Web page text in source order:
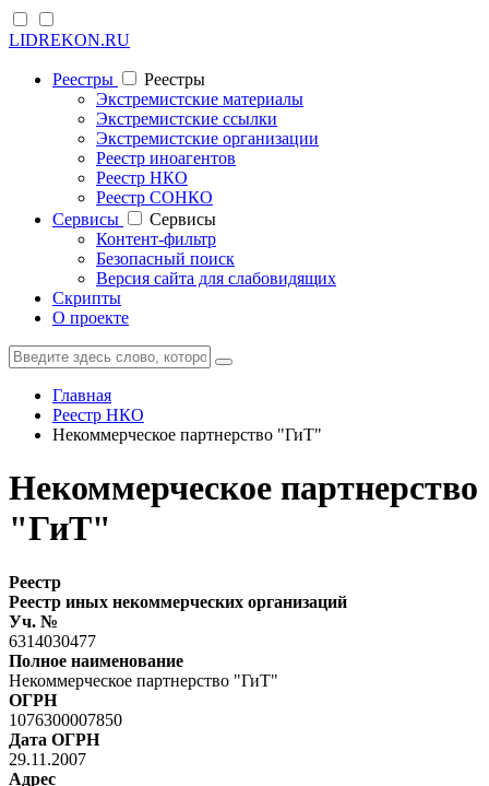
LIDREKON.RU
Реестры
Реестры
Экстремистские материалы
Экстремистские ссылки
Экстремистские организации
Реестр иноагентов
Реестр НКО
Реестр СОНКО
Cервисы
Cервисы
Контент-фильтр
Безопасный поиск
Версия сайта для слабовидящих
Скрипты
О проекте
Главная
Реестр НКО
Некоммерческое партнерство "ГиТ"
Некоммерческое партнерство
"ГиТ"
Реестр
Реестр иных некоммерческих организаций
Уч. №
6314030477
Полное наименование
Некоммерческое партнерство "ГиТ"
ОГРН
1076300007850
Дата ОГРН
29.11.2007
Адрес